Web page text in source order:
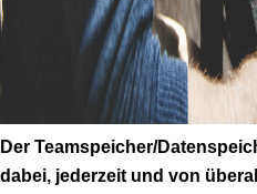
Der Teamspeicher/
dabei, jederzeit und von